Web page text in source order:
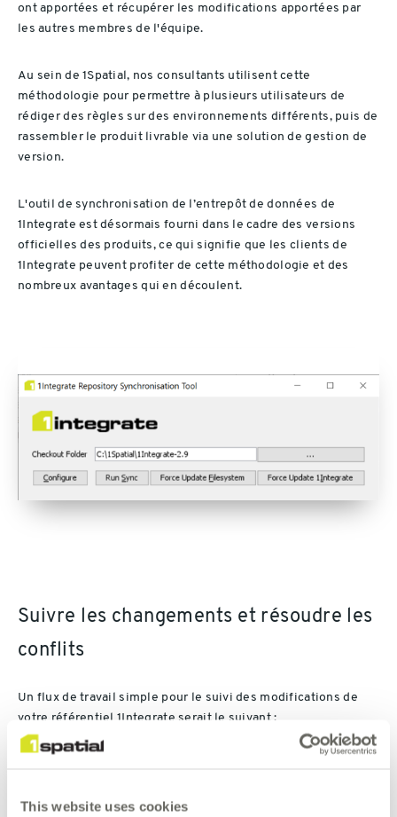
This website uses cookies
ont apportées et récupérer les modifications apportées par
les autres membres de l'équipe.
Au sein de 1Spatial, nos consultants utilisent cette
méthodologie pour permettre à plusieurs utilisateurs de
rédiger des règles sur des environnements différents, puis de
rassembler le produit livrable via une solution de gestion de
version.
L'outil de synchronisation de l’entrepôt de données de
1Integrate est désormais fourni dans le cadre des versions
officielles des produits, ce qui signifie que les clients de
1Integrate peuvent profiter de cette méthodologie et des
nombreux avantages qui en découlent.
Suivre les changements et résoudre les
conflits
Un flux de travail simple pour le suivi des modifications de
votre référentiel 1Integrate serait le suivant :